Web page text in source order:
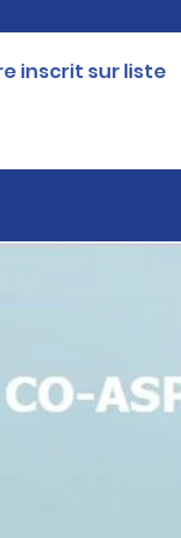
inscrit sur liste